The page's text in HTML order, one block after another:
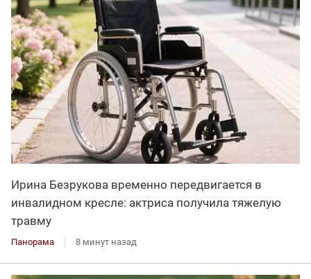
Ирина Безрукова временно передвигается в
инвалидном кресле: актриса получила тяжелую
травму
Панорама 8 минут назад